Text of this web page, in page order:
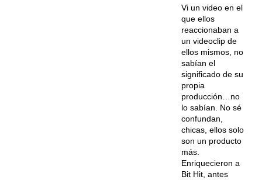
Vi un video en el
que ellos
reaccionaban a
un videoclip de
ellos mismos, no
sabían el
significado de su
propia
producción…no
lo sabían. No sé
confundan,
chicas, ellos solo
son un producto
más.
Enriquecieron a
Bit Hit, antes